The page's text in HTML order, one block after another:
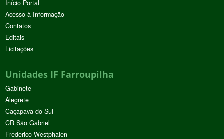
Início Portal
Acesso à Informação
Contatos
Editais
Licitações
Unidades IF Farroupilha
Gabinete
Alegrete
Caçapava do Sul
CR São Gabriel
Frederico Westphalen